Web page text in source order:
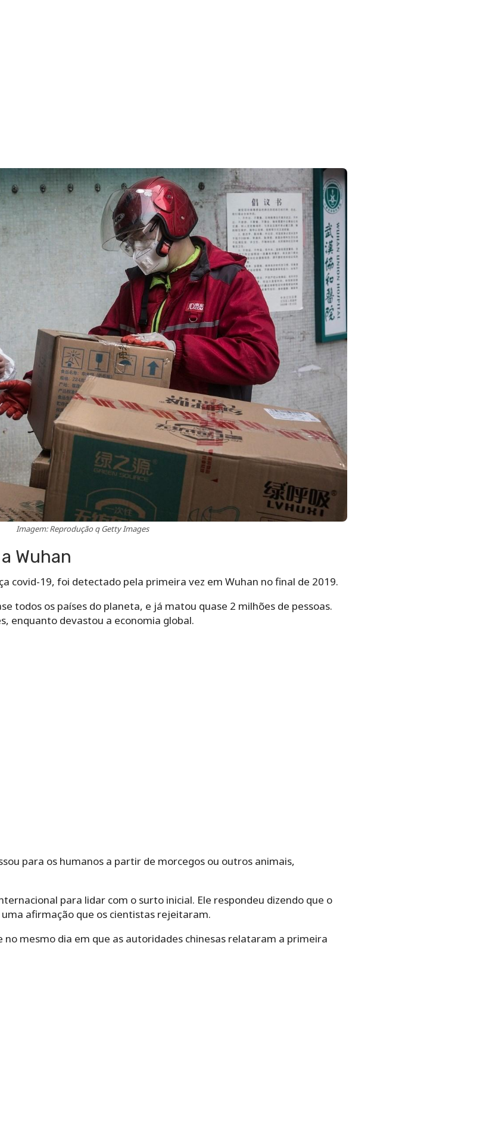
Imagem: Reprodução q Getty Images
Wuhan
covid-19, foi detectado pela primeira vez em Wuhan no final de 2019.
todos os países do planeta, e já matou quase 2 milhões de pessoas.
enquanto devastou a economia global.
para os humanos a partir de morcegos ou outros animais,
para lidar com o surto inicial. Ele respondeu dizendo que o
afirmação que os cientistas rejeitaram.
no mesmo dia em que as autoridades chinesas relataram a primeira